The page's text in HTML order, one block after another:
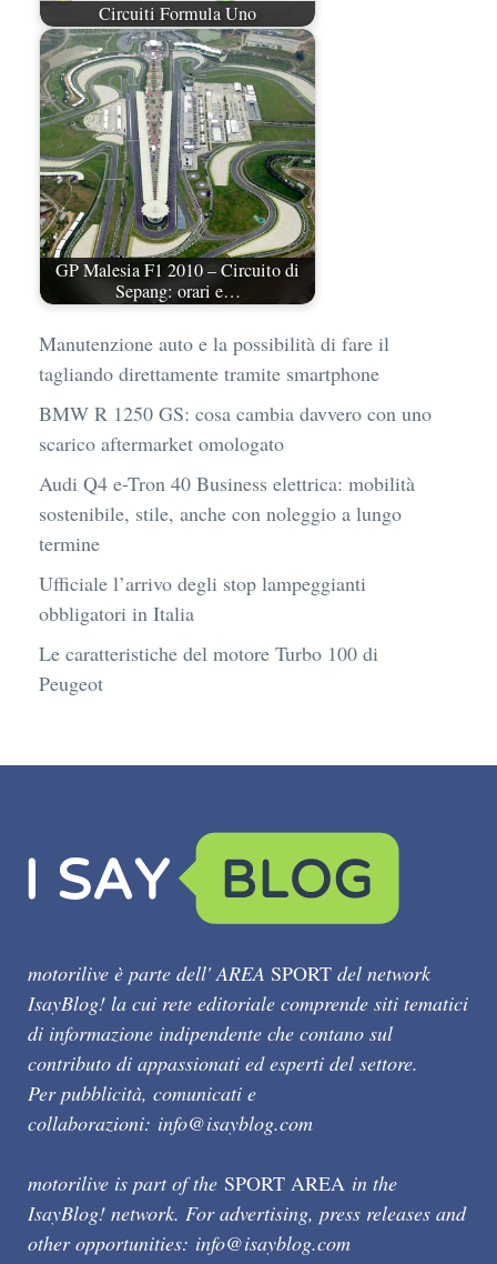
Circuiti Formula Uno
GP Malesia F1 2010 – Circuito di
Sepang: orari e…
Manutenzione auto e la possibilità di fare il
tagliando direttamente tramite smartphone
BMW R 1250 GS: cosa cambia davvero con uno
scarico aftermarket omologato
Audi Q4 e-Tron 40 Business elettrica: mobilità
sostenibile, stile, anche con noleggio a lungo
termine
Ufficiale l’arrivo degli stop lampeggianti
obbligatori in Italia
Le caratteristiche del motore Turbo 100 di
Peugeot
motorilive è parte dell' AREA SPORT del network
IsayBlog! la cui rete editoriale comprende siti tematici
di informazione indipendente che contano sul
contributo di appassionati ed esperti del settore.
Per pubblicità, comunicati e
collaborazioni: info@isayblog.com
motorilive is part of the SPORT AREA in the
IsayBlog! network. For advertising, press releases and
other opportunities: info@isayblog.com